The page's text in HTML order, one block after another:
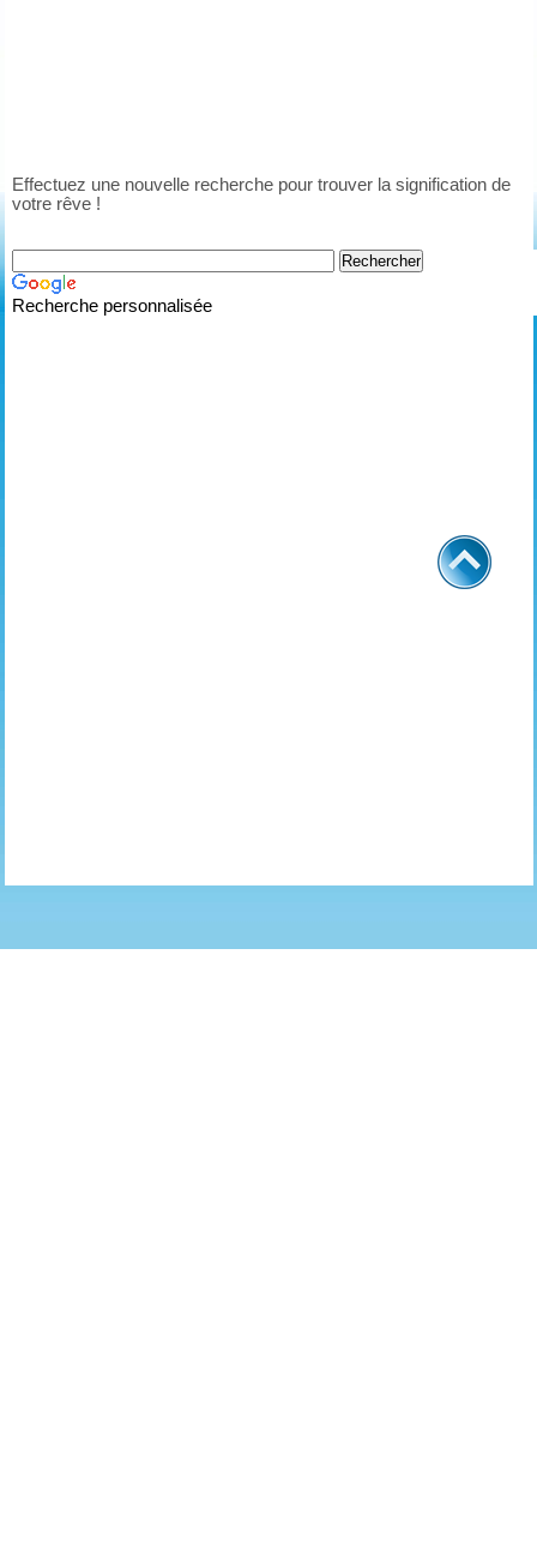
Effectuez une nouvelle recherche pour trouver la signification de
votre rêve !
Recherche personnalisée